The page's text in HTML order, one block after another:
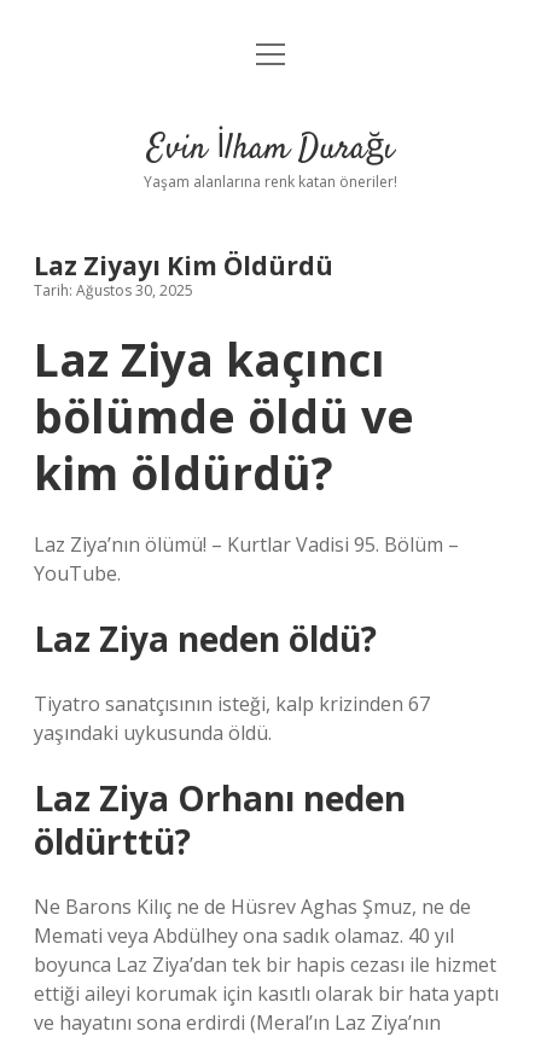
Anasayfa
Yasal Uyarı
menüyü
Evin İlham Durağı
Yaşam alanlarına renk katan öneriler!
Laz Ziyayı Kim Öldürdü
Tarih: Ağustos 30, 2025
Laz Ziya kaçıncı
bölümde öldü ve
kim öldürdü?
Laz Ziya’nın ölümü! – Kurtlar Vadisi 95. Bölüm –
YouTube.
Laz Ziya neden öldü?
Tiyatro sanatçısının isteği, kalp krizinden 67
yaşındaki uykusunda öldü.
Laz Ziya Orhanı neden
öldürttü?
Ne Barons Kilıç ne de Hüsrev Aghas Şmuz, ne de
Memati veya Abdülhey ona sadık olamaz. 40 yıl
boyunca Laz Ziya’dan tek bir hapis cezası ile hizmet
ettiği aileyi korumak için kasıtlı olarak bir hata yaptı
ve hayatını sona erdirdi (Meral’ın Laz Ziya’nın